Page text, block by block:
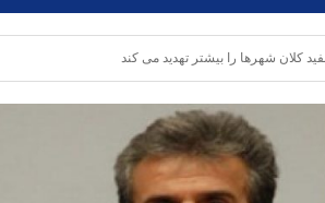
کلان شهرها را بیشتر تهدید می کند